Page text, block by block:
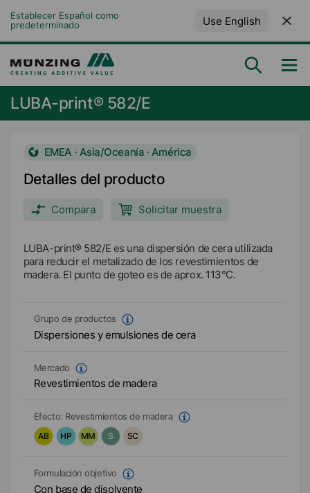
Establecer Español como
predeterminado
Use English
LUBA-print® 582/E
EMEA · Asia/Oceanía · América
Detalles del producto
Compara Solicitar muestra
LUBA-print® 582/E es una dispersión de cera utilizada
para reducir el metalizado de los revestimientos de
madera. El punto de goteo es de aprox. 113°C.
Grupo de productos
Dispersiones y emulsiones de cera
Mercado
Revestimientos de madera
Efecto: Revestimientos de madera
AB
HP MM S SC
Formulación objetivo
Con base de disolvente